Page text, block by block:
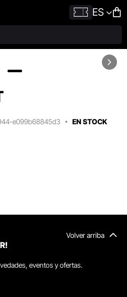
ES
e099b68845d3 EN STOCK
Volver arriba
eventos y ofertas.